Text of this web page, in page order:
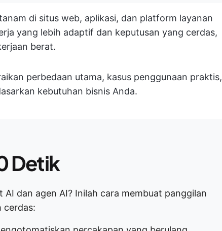
di situs web, aplikasi, dan platform layanan
yang lebih adaptif dan keputusan yang cerdas,
berat.
perbedaan utama, kasus penggunaan praktis,
kebutuhan bisnis Anda.
Detik
dan agen AI? Inilah cara membuat panggilan
cerdas: